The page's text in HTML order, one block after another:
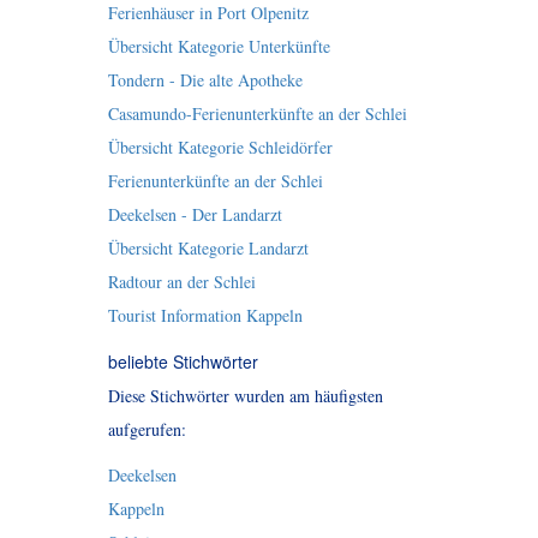
Ferienhäuser in Port Olpenitz
Übersicht Kategorie Unterkünfte
Tondern - Die alte Apotheke
Casamundo-Ferienunterkünfte an der Schlei
Übersicht Kategorie Schleidörfer
Ferienunterkünfte an der Schlei
Deekelsen - Der Landarzt
Übersicht Kategorie Landarzt
Radtour an der Schlei
Tourist Information Kappeln
beliebte Stichwörter
Diese Stichwörter wurden am häufigsten
aufgerufen:
Deekelsen
Kappeln